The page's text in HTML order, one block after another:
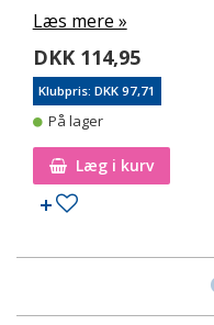
Læs mere »
DKK 114,95
Klubpris: DKK 97,71
På lager
Læg i kurv
Tilføj til ønskeseddel